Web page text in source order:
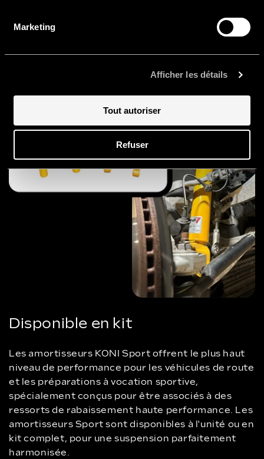
Marketing
Afficher les détails
Tout autoriser
Refuser
flexibilité maximale dans les réglages de leur
suspension.
Disponible en kit
Les amortisseurs KONI Sport offrent le plus haut
niveau de performance pour les véhicules de route
et les préparations à vocation sportive,
spécialement conçus pour être associés à des
ressorts de rabaissement haute performance. Les
amortisseurs Sport sont disponibles à l'unité ou en
kit complet, pour une suspension parfaitement
harmonisée.